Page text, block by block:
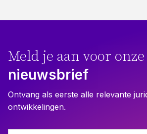
Meld je aan voor onze
nieuwsbrief
Ontvang als eerste alle relevante
ontwikkelingen.